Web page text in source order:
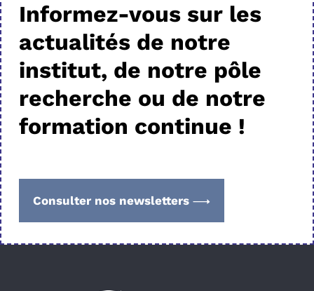
Informez-vous sur les
actualités de notre
institut, de notre pôle
recherche ou de notre
formation continue !
Consulter nos newsletters